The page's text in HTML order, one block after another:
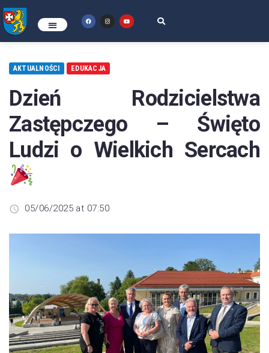
AKTUALNOŚCI EDUKACJA
Dzień Rodzicielstwa
Zastępczego – Święto
Ludzi o Wielkich Sercach
05/06/2025 at 07:50